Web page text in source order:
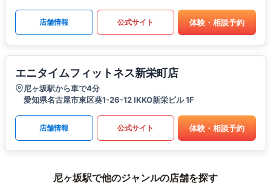
店舗情報 公式サイト 体験・相談予約
エニタイムフィットネス新栄町店
尼ヶ坂駅から車で4分
愛知県名古屋市東区葵1-26-12 IKKO新栄ビル 1F
店舗情報 公式サイト 体験・相談予約
尼ヶ坂駅で他のジャンルの店舗を探す